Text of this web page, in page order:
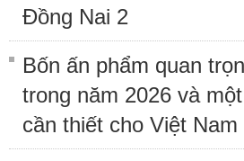
Đồng Nai 2
Bốn ấn phẩm quan
trong năm 2026 và
cần thiết cho Việt Nam